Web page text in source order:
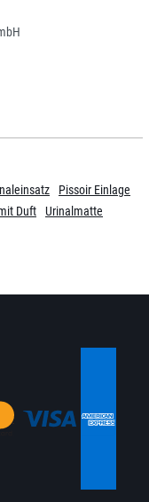
Pissoir Einlage
Duft
Urinalmatte